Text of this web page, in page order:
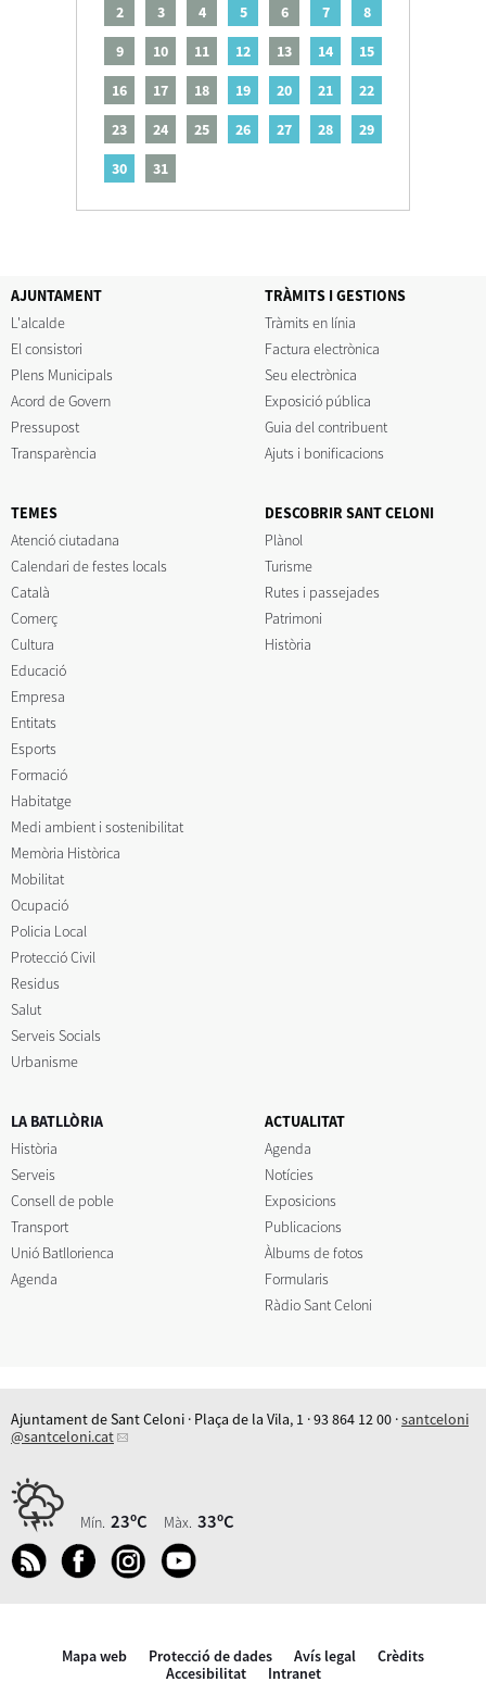
2
3 4 5 6 7
8
9
10 11 12 13 14
15
16
17 18 19 20 21
22
23
24 25 26 27 28
29
30
31
AJUNTAMENT
L'alcalde
El consistori
Plens Municipals
Acord de Govern
Pressupost
Transparència
TRÀMITS I GESTIONS
Tràmits en línia
Factura electrònica
Seu electrònica
Exposició pública
Guia del contribuent
Ajuts i bonificacions
TEMES
Atenció ciutadana
Calendari de festes locals
Català
Comerç
Cultura
Educació
Empresa
Entitats
Esports
Formació
Habitatge
Medi ambient i sostenibilitat
Memòria Històrica
Mobilitat
Ocupació
Policia Local
Protecció Civil
Residus
Salut
Serveis Socials
Urbanisme
DESCOBRIR SANT CELONI
Plànol
Turisme
Rutes i passejades
Patrimoni
Història
LA BATLLÒRIA
Història
Serveis
Consell de poble
Transport
Unió Batllorienca
Agenda
ACTUALITAT
Agenda
Notícies
Exposicions
Publicacions
Àlbums de fotos
Formularis
Ràdio Sant Celoni
Ajuntament de Sant Celoni · Plaça de la Vila, 1 · 93 864 12 00 ·santceloni
@santceloni.cat
Mín. 23ºC Màx. 33ºC
Mapa web Protecció de dades Avís legal
Crèdits
Accesibilitat
Intranet